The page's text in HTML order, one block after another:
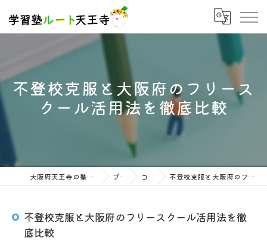
不登校克服と大阪府のフリース
クール活用法を徹底比較
大阪府天王寺の塾なら学習塾ルート天王寺 ブログ コラム 不登校克服と大阪府のフリースクール活用法を徹底比較
不登校克服と大阪府のフリースクール活用法を徹
底比較